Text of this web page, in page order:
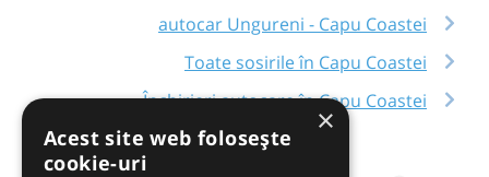
autocar Ungureni - Capu Coastei
Toate sosirile în Capu Coastei
Închirieri autocare în Capu Coastei
×
Acest site web folosește
cookie-uri